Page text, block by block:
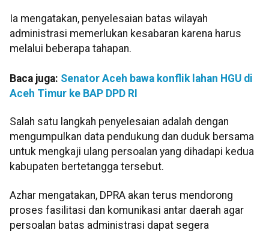
Ia mengatakan, penyelesaian batas wilayah
administrasi memerlukan kesabaran karena harus
melalui beberapa tahapan.
Baca juga: Senator Aceh bawa konflik lahan HGU di
Aceh Timur ke BAP DPD RI
Salah satu langkah penyelesaian adalah dengan
mengumpulkan data pendukung dan duduk bersama
untuk mengkaji ulang persoalan yang dihadapi kedua
kabupaten bertetangga tersebut.
Azhar mengatakan, DPRA akan terus mendorong
proses fasilitasi dan komunikasi antar daerah agar
persoalan batas administrasi dapat segera